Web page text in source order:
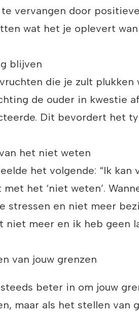
vervangen door
wat het je oplevert
blijven
die je zult
de ouder in kwestie
Dit bevordert het
het niet weten
het volgende: “Ik
met het ‘niet weten’.
stressen en niet meer
niet meer en ik heb geen
van jouw grenzen
beter in om jouw
maar als het stellen van